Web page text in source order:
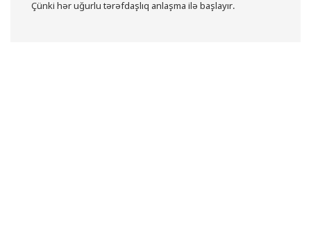
Çünki hər uğurlu tərəfdaşlıq anlaşma ilə başlayır.